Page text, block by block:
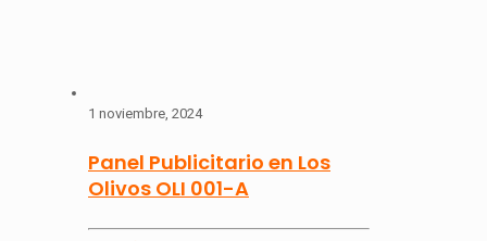
1 noviembre, 2024
Panel Publicitario en Los
Olivos OLI 001-A